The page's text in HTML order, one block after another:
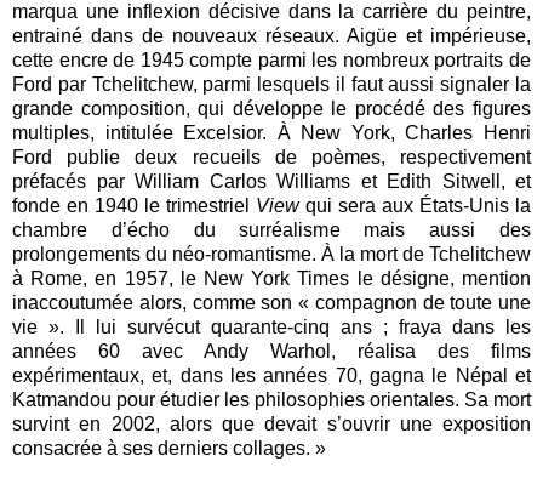
marqua une inflexion décisive dans la carrière du peintre,
entrainé dans de nouveaux réseaux. Aigüe et impérieuse,
cette encre de 1945 compte parmi les nombreux portraits de
Ford par Tchelitchew, parmi lesquels il faut aussi signaler la
grande composition, qui développe le procédé des figures
multiples, intitulée Excelsior. À New York, Charles Henri
Ford publie deux recueils de poèmes, respectivement
préfacés par William Carlos Williams et Edith Sitwell, et
fonde en 1940 le trimestriel View qui sera aux États-Unis la
chambre d’écho du surréalisme mais aussi des
prolongements du néo-romantisme. À la mort de Tchelitchew
à Rome, en 1957, le New York Times le désigne, mention
inaccoutumée alors, comme son « compagnon de toute une
vie ». Il lui survécut quarante-cinq ans ; fraya dans les
années 60 avec Andy Warhol, réalisa des films
expérimentaux, et, dans les années 70, gagna le Népal et
Katmandou pour étudier les philosophies orientales. Sa mort
survint en 2002, alors que devait s’ouvrir une exposition
consacrée à ses derniers collages. »